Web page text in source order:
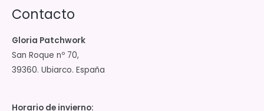
Contacto
Gloria Patchwork
San Roque nº 70,
39360. Ubiarco. España
Horario de invierno: